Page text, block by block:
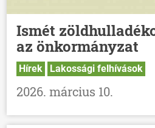
Ismét
az önkormányzat
Hírek Lakossági felhívások
2026. március 10.